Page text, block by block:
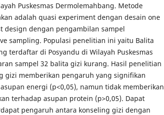
Puskesmas Dermolemahbang. Metode
adalah quasi experiment dengan desain one
design dengan pengambilan sampel
sampling. Populasi penelitian ini yaitu Balita
terdaftar di Posyandu di Wilayah Puskesmas
sampel 32 balita gizi kurang. Hasil penelitian
gizi memberikan pengaruh yang signifikan
energi (p<0,05), namun tidak memberikan
terhadap asupan protein (p>0,05). Dapat
pengaruh antara konseling gizi dengan